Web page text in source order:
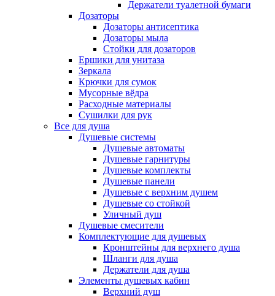
Держатели туалетной бумаги
Дозаторы
Дозаторы антисептика
Дозаторы мыла
Стойки для дозаторов
Ершики для унитаза
Зеркала
Крючки для сумок
Мусорные вёдра
Расходные материалы
Сушилки для рук
Все для душа
Душевые системы
Душевые автоматы
Душевые гарнитуры
Душевые комплекты
Душевые панели
Душевые с верхним душем
Душевые со стойкой
Уличный душ
Душевые смесители
Комплектующие для душевых
Кронштейны для верхнего душа
Шланги для душа
Держатели для душа
Элементы душевых кабин
Верхний душ